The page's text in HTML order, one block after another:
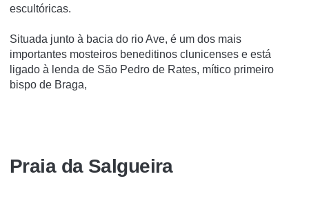
escultóricas.
Situada junto à bacia do rio Ave, é um dos mais
importantes mosteiros beneditinos clunicenses e está
ligado à lenda de São Pedro de Rates, mí­tico primeiro
bispo de Braga,
Praia da Salgueira